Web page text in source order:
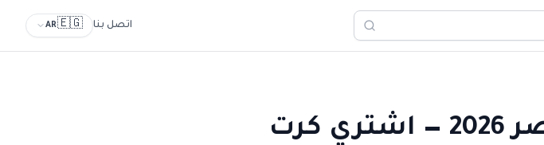
اتصل بنا 🇪🇬
AR
بطاقة جوجل بلاي في مصر 2026 — اشتري كرت